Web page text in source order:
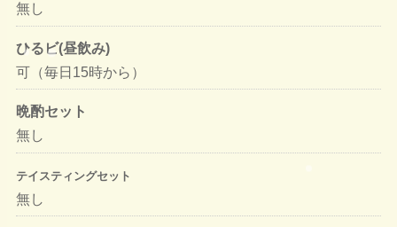
無し
ひるビ(昼飲み)
可（毎日15時から）
晩酌セット
無し
テイスティングセット
無し